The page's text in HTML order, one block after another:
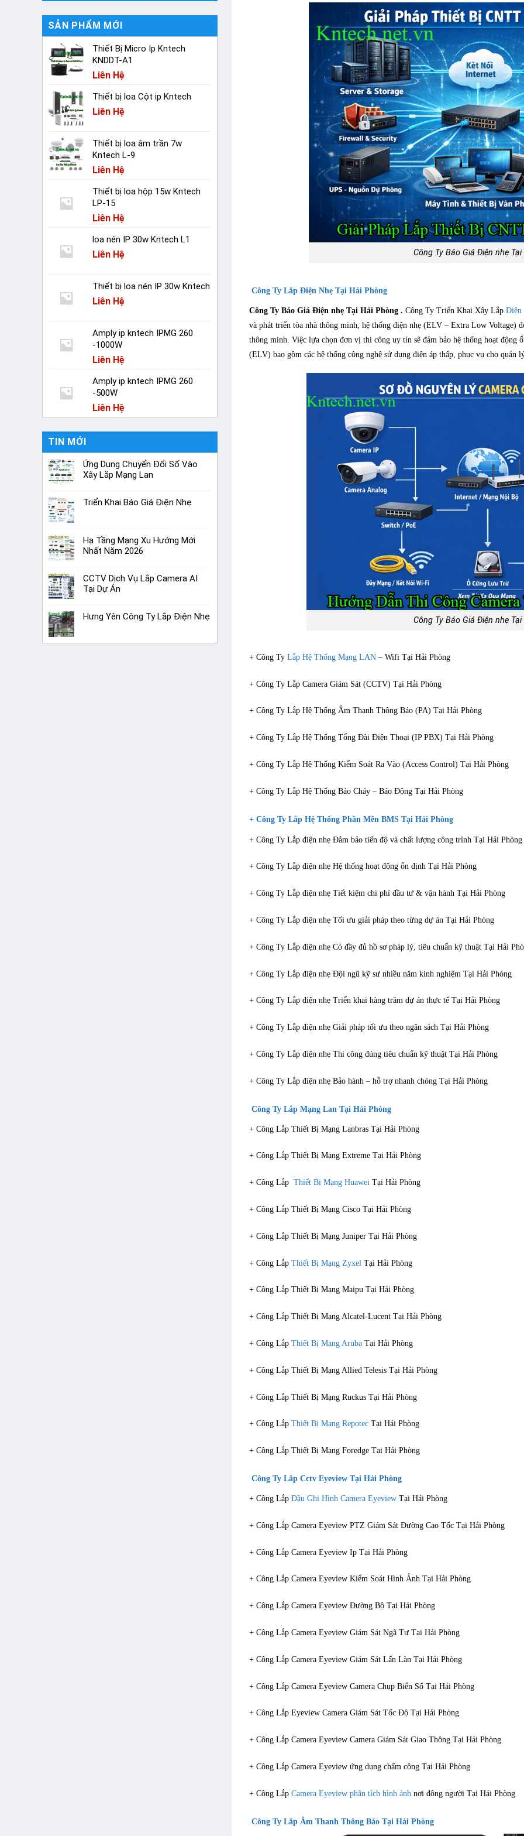
SẢN PHẨM MỚI
Thiết Bị Micro Ip Kntech
KNDDT-A1
Liên Hệ
Thiết bị loa Cột ip Kntech
Liên Hệ
Thiết bị loa âm trần 7w
Kntech L-9
Liên Hệ
Thiết bị loa hộp 15w Kntech
LP-15
Liên Hệ
loa nén IP 30w Kntech L1
Liên Hệ
Thiết bị loa nén IP 30w Kntech
Liên Hệ
Amply ip kntech IPMG 260
-1000W
Liên Hệ
Amply ip kntech IPMG 260
-500W
Liên Hệ
TIN MỚI
Ứng Dụng Chuyển Đổi Số Vào
Xây Lắp Mạng Lan
Triển Khai Báo Giá Điện Nhẹ
Hạ Tầng Mạng Xu Hướng Mới
Nhất Năm 2026
CCTV Dịch Vụ Lắp Camera AI
Tại Dự Án
Hưng Yên Công Ty Lắp Điện Nhẹ
Công Ty Báo Giá Điện nhẹ
Công Ty Lắp Điện Nhẹ Tại Hải Phòng
Công Ty Báo Giá Điện nhẹ Tại Hải Phòng . Công Ty Triển Khai Xây Lắp Điện
và phát triển tòa nhà thông minh, hệ thống điện nhẹ (ELV – Extra Low Voltage)
thông minh. Việc lựa chọn đơn vị thi công uy tín sẽ đảm bảo hệ thống hoạt
(ELV) bao gồm các hệ thống công nghệ sử dụng điện áp thấp, phục vụ cho
Công Ty Báo Giá Điện nhẹ
+ Công Ty Lắp Hệ Thống Mạng LAN – Wifi Tại Hải Phòng
+ Công Ty Lắp Camera Giám Sát (CCTV) Tại Hải Phòng
+ Công Ty Lắp Hệ Thống Âm Thanh Thông Báo (PA) Tại Hải Phòng
+ Công Ty Lắp Hệ Thống Tổng Đài Điện Thoại (IP PBX) Tại Hải Phòng
+ Công Ty Lắp Hệ Thống Kiểm Soát Ra Vào (Access Control) Tại Hải Phòng
+ Công Ty Lắp Hệ Thống Báo Cháy – Báo Động Tại Hải Phòng
+ Công Ty Lắp Hệ Thống Phần Mền BMS Tại Hải Phòng
+ Công Ty Lắp điện nhẹ Đảm bảo tiến độ và chất lượng công trình Tại Hải Phòng
+ Công Ty Lắp điện nhẹ Hệ thống hoạt động ổn định Tại Hải Phòng
+ Công Ty Lắp điện nhẹ Tiết kiệm chi phí đầu tư & vận hành Tại Hải Phòng
+ Công Ty Lắp điện nhẹ Tối ưu giải pháp theo từng dự án Tại Hải Phòng
+ Công Ty Lắp điện nhẹ Có đầy đủ hồ sơ pháp lý, tiêu chuẩn kỹ thuật Tại Hải
+ Công Ty Lắp điện nhẹ Đội ngũ kỹ sư nhiều năm kinh nghiệm Tại Hải Phòng
+ Công Ty Lắp điện nhẹ Triển khai hàng trăm dự án thực tế Tại Hải Phòng
+ Công Ty Lắp điện nhẹ Giải pháp tối ưu theo ngân sách Tại Hải Phòng
+ Công Ty Lắp điện nhẹ Thi công đúng tiêu chuẩn kỹ thuật Tại Hải Phòng
+ Công Ty Lắp điện nhẹ Bảo hành – hỗ trợ nhanh chóng Tại Hải Phòng
Công Ty Lắp Mạng Lan Tại Hải Phòng
+ Công Lắp Thiết Bị Mạng Lanbras Tại Hải Phòng
+ Công Lắp Thiết Bị Mạng Extreme Tại Hải Phòng
+ Công Lắp Thiết Bị Mạng Huawei Tại Hải Phòng
+ Công Lắp Thiết Bị Mạng Cisco Tại Hải Phòng
+ Công Lắp Thiết Bị Mạng Juniper Tại Hải Phòng
+ Công Lắp Thiết Bị Mạng Zyxel Tại Hải Phòng
+ Công Lắp Thiết Bị Mạng Maipu Tại Hải Phòng
+ Công Lắp Thiết Bị Mạng Alcatel-Lucent Tại Hải Phòng
+ Công Lắp Thiết Bị Mạng Aruba Tại Hải Phòng
+ Công Lắp Thiết Bị Mạng Allied Telesis Tại Hải Phòng
+ Công Lắp Thiết Bị Mạng Ruckus Tại Hải Phòng
+ Công Lắp Thiết Bị Mạng Repotec Tại Hải Phòng
+ Công Lắp Thiết Bị Mạng Foredge Tại Hải Phòng
Công Ty Lắp Cctv Eyeview Tại Hải Phòng
+ Công Lắp Đầu Ghi Hình Camera Eyeview Tại Hải Phòng
+ Công Lắp Camera Eyeview PTZ Giám Sát Đường Cao Tốc Tại Hải Phòng
+ Công Lắp Camera Eyeview Ip Tại Hải Phòng
+ Công Lắp Camera Eyeview Kiểm Soát Hình Ảnh Tại Hải Phòng
+ Công Lắp Camera Eyeview Đường Bộ Tại Hải Phòng
+ Công Lắp Camera Eyeview Giám Sát Ngã Tư Tại Hải Phòng
+ Công Lắp Camera Eyeview Giám Sát Lấn Làn Tại Hải Phòng
+ Công Lắp Camera Eyeview Camera Chụp Biển Số Tại Hải Phòng
+ Công Lắp Eyeview Camera Giám Sát Tốc Độ Tại Hải Phòng
+ Công Lắp Camera Eyeview Camera Giám Sát Giao Thông Tại Hải Phòng
+ Công Lắp Camera Eyeview ứng dụng chấm công Tại Hải Phòng
+ Công Lắp Camera Eyeview phân tích hình ảnh nơi đông người Tại Hải Phòng
Công Ty Lắp Âm Thanh Thông Báo Tại Hải Phòng